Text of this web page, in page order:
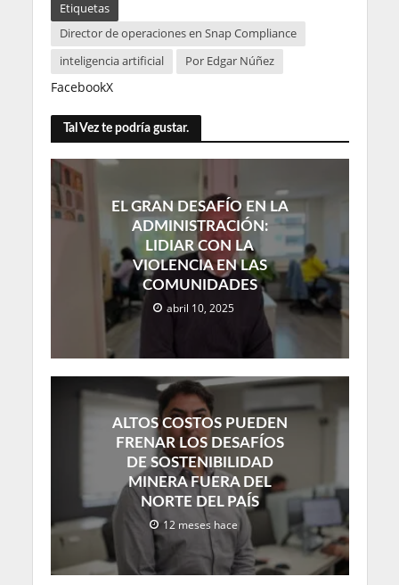
Etiquetas
Director de operaciones en Snap Compliance
inteligencia artificial
Por Edgar Núñez
FacebookX
Tal Vez te podría gustar.
EL GRAN DESAFÍO EN LA
ADMINISTRACIÓN:
LIDIAR CON LA
VIOLENCIA EN LAS
COMUNIDADES
abril 10, 2025
ALTOS COSTOS PUEDEN
FRENAR LOS DESAFÍOS
DE SOSTENIBILIDAD
MINERA FUERA DEL
NORTE DEL PAÍS
12 meses hace